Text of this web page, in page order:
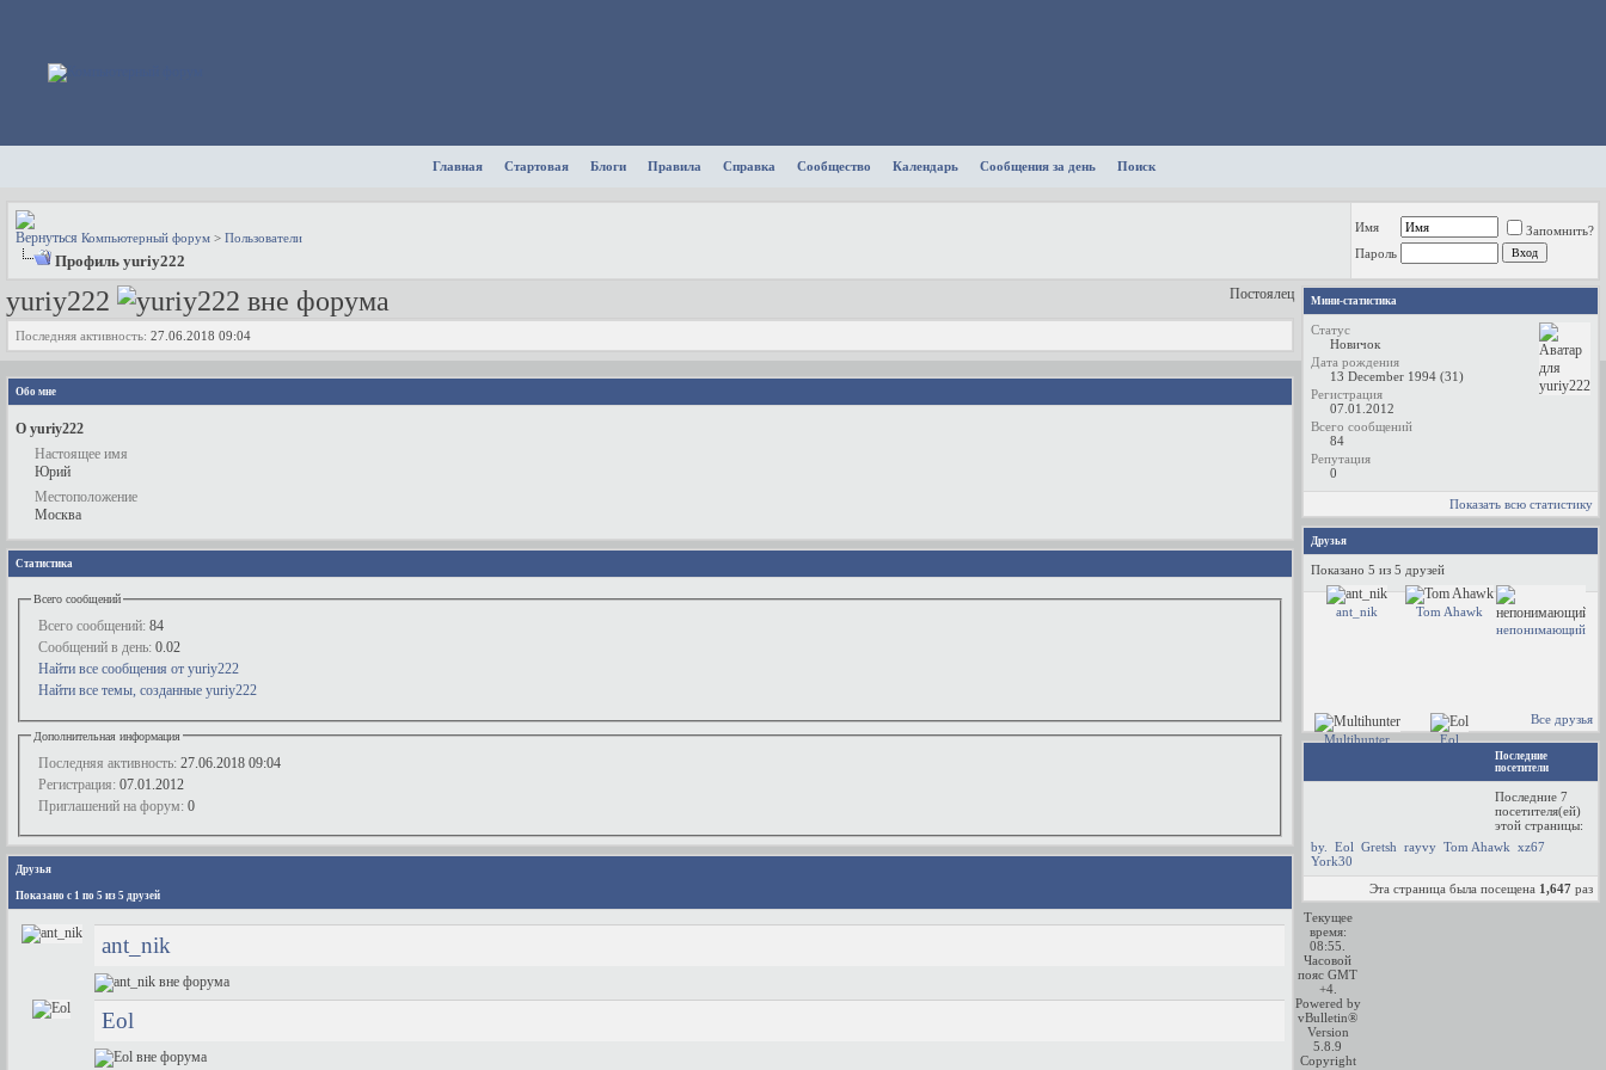
Главная Стартовая Блоги Правила Справка Сообщество Календарь Сообщения за день Поиск
Компьютерный форум > Пользователи
Профиль yuriy222
Имя
Запомнить?
Пароль
Постоялец
yuriy222
Последняя активность: 27.06.2018 09:04
Обо мне
О yuriy222
Настоящее имя
Юрий
Местоположение
Москва
Статистика
Всего сообщений
Всего сообщений: 84
Сообщений в день: 0.02
Найти все сообщения от yuriy222
Найти все темы, созданные yuriy222
Дополнительная информация
Последняя активность: 27.06.2018 09:04
Регистрация: 07.01.2012
Приглашений на форум: 0
Друзья
Показано с 1 по 5 из 5 друзей
ant_nik
Eol
Мини-статистика
Статус
Новичок
Дата рождения
13 December 1994 (31)
Регистрация
07.01.2012
Всего сообщений
84
Репутация
0
Показать всю статистику
Друзья
Показано 5 из 5 друзей
ant_nik
Tom Ahawk
непонимающий
Multihunter Eol
Все друзья
Последние
посетители
Последние 7
посетителя(ей)
этой страницы:
by.
Eol Gretsh rayvy Tom Ahawk xz67
York30
Эта страница была посещена 1,647 раз
Текущее
время:
08:55
Часовой
пояс GMT
+4.
Powered by
vBulletin®
Version
5.8.9
Copyright